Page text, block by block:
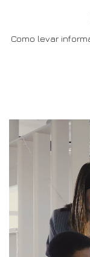
Como levar